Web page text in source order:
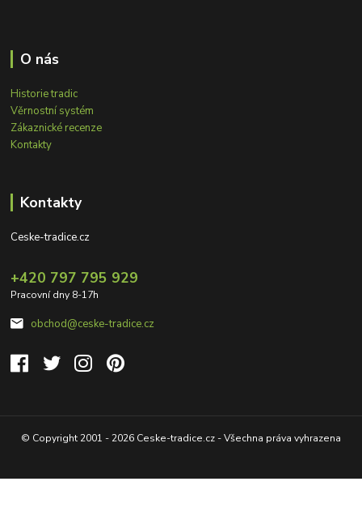
O nás
Historie tradic
Věrnostní systém
Zákaznické recenze
Kontakty
Kontakty
Ceske-tradice.cz
+420 797 795 929
Pracovní dny 8-17h
obchod@ceske-tradice.cz
© Copyright 2001 - 2026 Ceske-tradice.cz - Všechna práva vyhrazena